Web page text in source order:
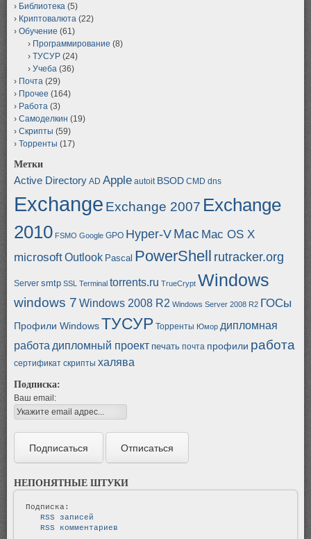
Библиотека (5)
Криптовалюта (22)
Обучение (61)
Программирование (8)
ТУСУР (24)
Учеба (36)
Почта (29)
Прочее (164)
Работа (3)
Самоделкин (19)
Скрипты (59)
Торренты (17)
Метки
Active Directory AD Apple autoit BSOD CMD dns
Exchange Exchange 2007 Exchange
2010 FSMO Google GPO Hyper-V Mac Mac OS X
microsoftOutlook Pascal PowerShell rutracker.org
Server smtp SSL Terminal torrents.ru TrueCrypt Windows
windows 7 Windows 2008 R2 Windows Server 2008 R2 ГОСы
Профили WindowsТУСУР Торренты Юмор дипломная
работа дипломный проект печать почта профили работа
сертификат скрипты халява
Подписка:
Ваш email:
НЕПОНЯТНЫЕ ШТУКИ
   RSS записей
   RSS комментариев